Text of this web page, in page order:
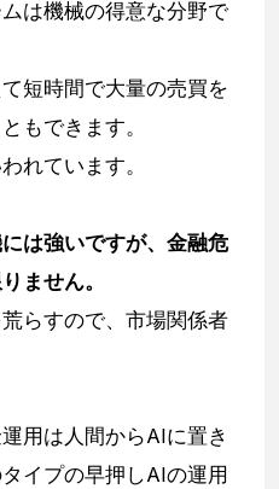
は機械の得意な分野で
短時間で大量の売買を
もできます。
れています。
は強いですが、金融危
ません。
らすので、市場関係者
用は人間からAIに置き
イプの早押しAIの運用